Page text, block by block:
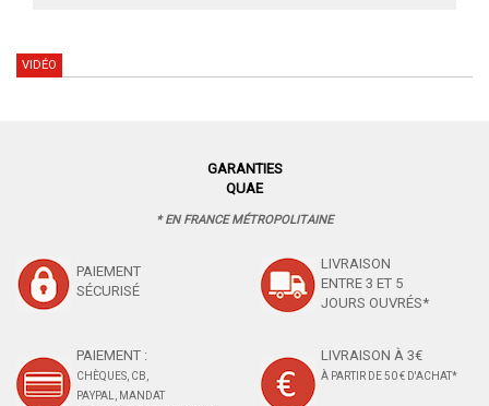
VIDÉO
GARANTIES
QUAE
* EN FRANCE MÉTROPOLITAINE
PAIEMENT
SÉCURISÉ
LIVRAISON
ENTRE 3 ET 5
JOURS OUVRÉS*
PAIEMENT :
CHÈQUES, CB,
PAYPAL, MANDAT
LIVRAISON À 3€
À PARTIR DE 50 € D'ACHAT*